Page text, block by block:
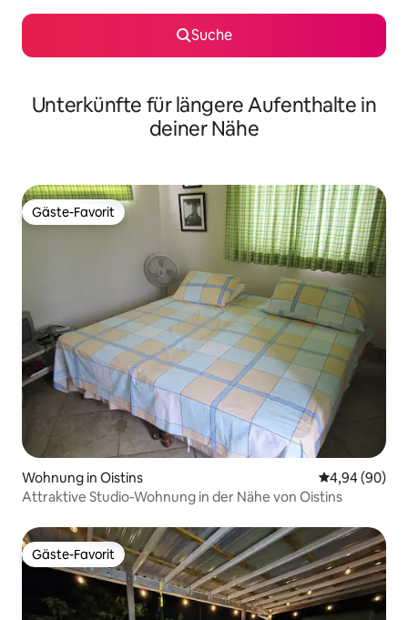
Suche
Unterkünfte für längere Aufenthalte in
deiner Nähe
Gäste-Favorit
Gäste-Favorit
Wohnung in Oistins
4,94 (90)
Attraktive Studio-Wohnung in der Nähe von Oistins
Gäste-Favorit
Gäste-Favorit